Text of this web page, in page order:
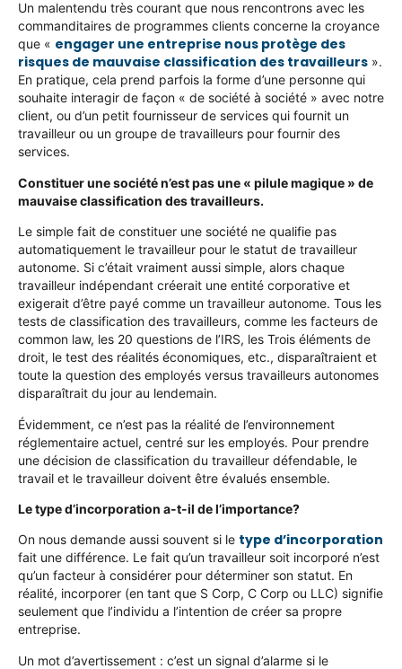
Un malentendu très courant que nous rencontrons avec les
commanditaires de programmes clients concerne la croyance
que « engager une entreprise nous protège des
risques de mauvaise classification des travailleurs ».
En pratique, cela prend parfois la forme d’une personne qui
souhaite interagir de façon « de société à société » avec notre
client, ou d’un petit fournisseur de services qui fournit un
travailleur ou un groupe de travailleurs pour fournir des
services.
Constituer une société n’est pas une « pilule magique » de
mauvaise classification des travailleurs.
Le simple fait de constituer une société ne qualifie pas
automatiquement le travailleur pour le statut de travailleur
autonome. Si c’était vraiment aussi simple, alors chaque
travailleur indépendant créerait une entité corporative et
exigerait d’être payé comme un travailleur autonome. Tous les
tests de classification des travailleurs, comme les facteurs de
common law, les 20 questions de l’IRS, les Trois éléments de
droit, le test des réalités économiques, etc., disparaîtraient et
toute la question des employés versus travailleurs autonomes
disparaîtrait du jour au lendemain.
Évidemment, ce n’est pas la réalité de l’environnement
réglementaire actuel, centré sur les employés. Pour prendre
une décision de classification du travailleur défendable, le
travail et le travailleur doivent être évalués ensemble.
Le type d’incorporation a-t-il de l’importance?
On nous demande aussi souvent si le type d’incorporation
fait une différence. Le fait qu’un travailleur soit incorporé n’est
qu’un facteur à considérer pour déterminer son statut. En
réalité, incorporer (en tant que S Corp, C Corp ou LLC) signifie
seulement que l’individu a l’intention de créer sa propre
entreprise.
Un mot d’avertissement : c’est un signal d’alarme si le